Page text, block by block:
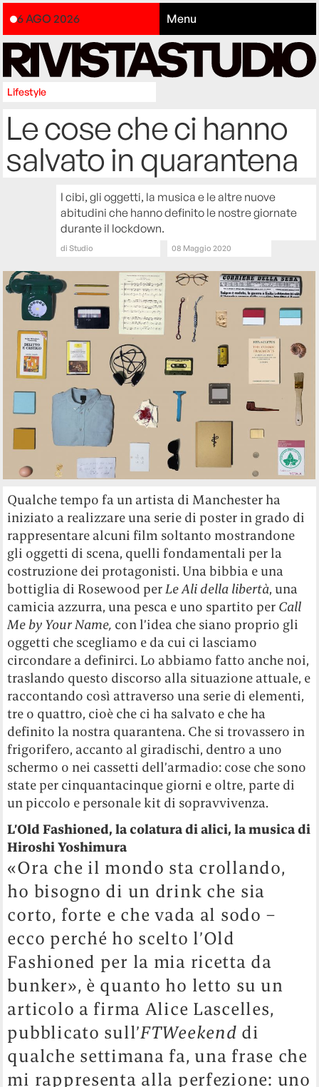
6 AGO 2026 Menu
Lifestyle
Le cose che ci hanno
salvato in quarantena
I cibi, gli oggetti, la musica e le altre nuove
abitudini che hanno definito le nostre giornate
durante il lockdown.
diStudio 08 Maggio 2020
Qualche tempo fa un artista di Manchester ha
iniziato a realizzare una serie di poster in grado di
rappresentare alcuni film soltanto mostrandone
gli oggetti di scena, quelli fondamentali per la
costruzione dei protagonisti. Una bibbia e una
bottiglia di Rosewood perLe Ali della libertà, una
camicia azzurra, una pesca e uno spartito per Call
Me by Your Name, con l’idea che siano proprio gli
oggetti che scegliamo e da cui ci lasciamo
circondare a definirci. Lo abbiamo fatto anche noi,
traslando questo discorso alla situazione attuale, e
raccontando così attraverso una serie di elementi,
tre o quattro, cioè che ci ha salvato e che ha
definito la nostra quarantena. Che si trovassero in
frigorifero, accanto al giradischi, dentro a uno
schermo o nei cassetti dell’armadio: cose che sono
state per cinquantacinque giorni e oltre, parte di
un piccolo e personale kit di sopravvivenza.
L’Old Fashioned, la colatura di alici, la musica di
Hiroshi Yoshimura
«Ora che il mondo sta crollando,
ho bisogno di un drink che sia
corto, forte e che vada al sodo –
ecco perché ho scelto l’Old
Fashioned per la mia ricetta da
bunker», è quanto ho letto su un
articolo a firma Alice Lascelles,
pubblicato sull’FTWeekend di
qualche settimana fa, una frase che
mi rappresenta alla perfezione: uno